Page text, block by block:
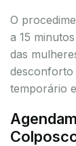
O
a 15
das
desconforto
temporário